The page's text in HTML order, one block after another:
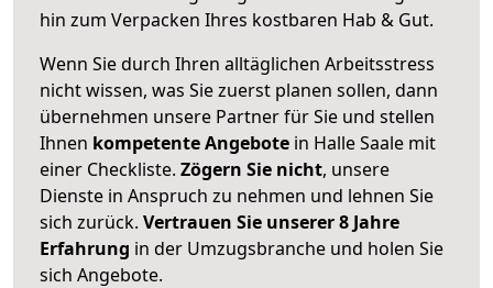
hin zum Verpacken Ihres kostbaren Hab & Gut.
Wenn Sie durch Ihren alltäglichen Arbeitsstress
nicht wissen, was Sie zuerst planen sollen, dann
übernehmen unsere Partner für Sie und stellen
Ihnen kompetente Angebote in Halle Saale mit
einer Checkliste. Zögern Sie nicht, unsere
Dienste in Anspruch zu nehmen und lehnen Sie
sich zurück. Vertrauen Sie unserer 8 Jahre
Erfahrung in der Umzugsbranche und holen Sie
sich Angebote.